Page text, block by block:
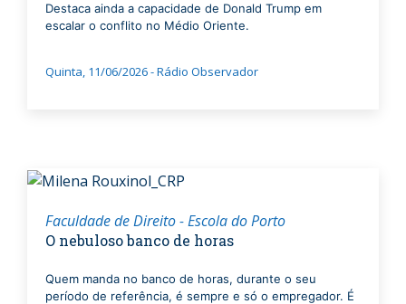
Destaca ainda a capacidade de Donald Trump em
escalar o conflito no Médio Oriente.
Quinta, 11/06/2026 - Rádio Observador
Faculdade de Direito - Escola do Porto
O nebuloso banco de horas
Quem manda no banco de horas, durante o seu
período de referência, é sempre e só o empregador. É